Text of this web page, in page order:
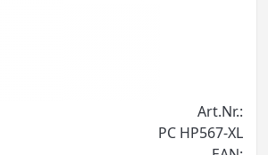
Art.Nr.:
PC HP567-XL